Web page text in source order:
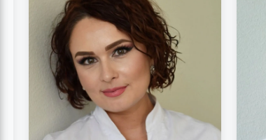
Научная работа
Клиническая работа
Курсы повышения квалификации
Идеологическая и воспитательная работа
Новости и объявления